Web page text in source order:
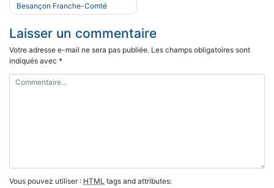
l’article
Besançon Franche-Comté
Laisser un commentaire
Votre adresse e-mail ne sera pas publiée. Les champs obligatoires sont
indiqués avec *
Vous pouvez utiliser : HTML tags and attributes: